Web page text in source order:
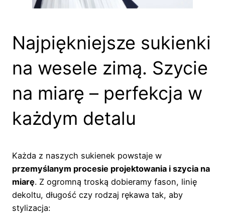
Najpiękniejsze sukienki
na wesele zimą. Szycie
na miarę – perfekcja w
każdym detalu
Każda z naszych sukienek powstaje w
przemyślanym procesie projektowania i szycia na
miarę. Z ogromną troską dobieramy fason, linię
dekoltu, długość czy rodzaj rękawa tak, aby
stylizacja: